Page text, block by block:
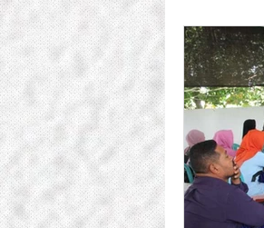
Pekerja
Lesson